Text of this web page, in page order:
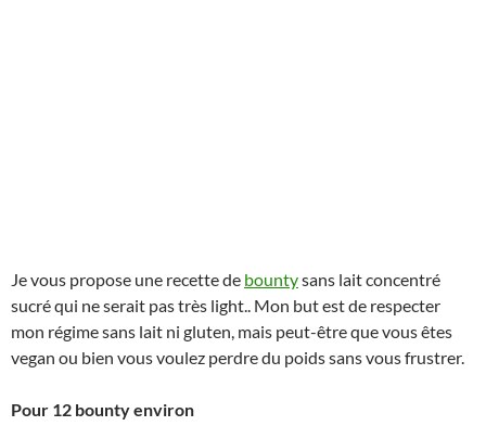
Je vous propose une recette de bountysans lait concentré
sucré qui ne serait pas très light.. Mon but est de respecter
mon régime sans lait ni gluten, mais peut-être que vous êtes
vegan ou bien vous voulez perdre du poids sans vous frustrer.
Pour 12 bounty environ